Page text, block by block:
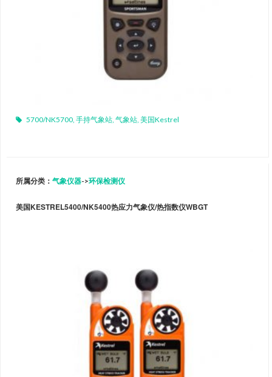
5700/NK5700 手持气象站 气象站 美国Kestrel
所属分类： 气象仪器->环保检测仪
美国KESTREL5400/NK5400热应力气象仪/热指数仪WBGT